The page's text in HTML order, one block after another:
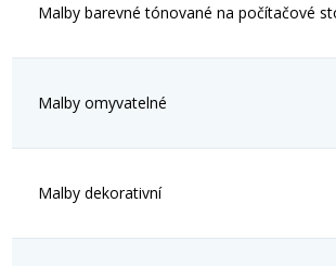
Malby barevné tónované na počítačové
Malby omyvatelné
Malby dekorativní